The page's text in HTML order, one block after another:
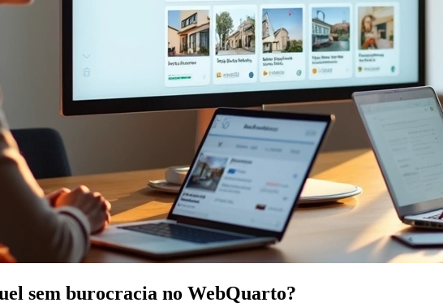
sem burocracia no WebQuarto?